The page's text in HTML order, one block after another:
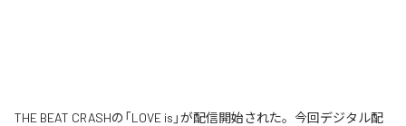
THE BEAT CRASHの「LOVE is」が配信開始された。今回デジタル配